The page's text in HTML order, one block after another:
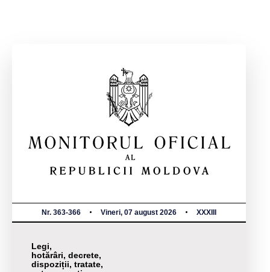
Nr. 363-366 Vineri, 07 august 2026 XXXIII
Legi,
hotărâri, decrete,
dispoziții, tratate,